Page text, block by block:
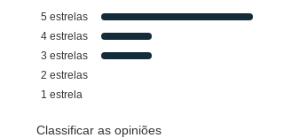
5 estrelas
4 estrelas
3 estrelas
2 estrelas
1 estrela
Classificar as opiniões